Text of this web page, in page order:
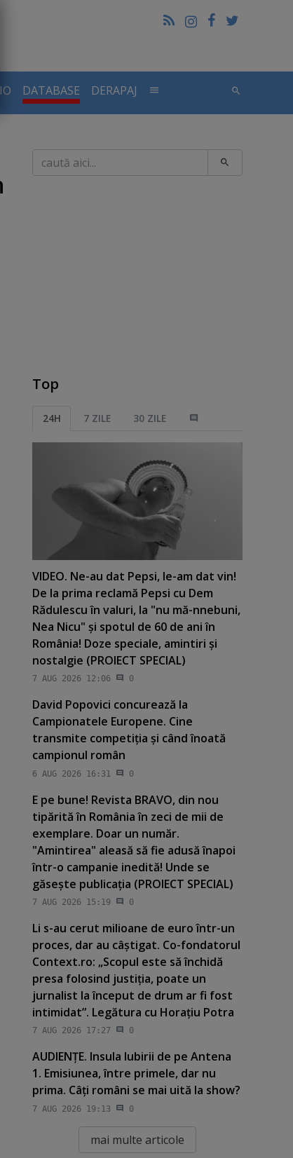
DATABASE DERAPAJ
Caută
Top
24H 7 ZILE 30 ZILE
VIDEO. Ne-au dat Pepsi, le-am dat vin!
De la prima reclamă Pepsi cu Dem
Rădulescu în valuri, la "nu mă-nnebuni,
Nea Nicu" şi spotul de 60 de ani în
România! Doze speciale, amintiri şi
nostalgie (PROIECT SPECIAL)
7 AUG 2026 12:06 0
David Popovici concurează la
Campionatele Europene. Cine
transmite competiţia şi când înoată
campionul român
6 AUG 2026 16:31 0
E pe bune! Revista BRAVO, din nou
tipărită în România în zeci de mii de
exemplare. Doar un număr.
"Amintirea" aleasă să fie adusă înapoi
într-o campanie inedită! Unde se
găseşte publicaţia (PROIECT SPECIAL)
7 AUG 2026 15:19 0
Li s-au cerut milioane de euro într-un
proces, dar au câştigat. Co-fondatorul
Context.ro: „Scopul este să închidă
presa folosind justiţia, poate un
jurnalist la început de drum ar fi fost
intimidat”. Legătura cu Horaţiu Potra
7 AUG 2026 17:27 0
AUDIENŢE. Insula Iubirii de pe Antena
1. Emisiunea, între primele, dar nu
prima. Câţi români se mai uită la show?
7 AUG 2026 19:13 0
mai multe articole